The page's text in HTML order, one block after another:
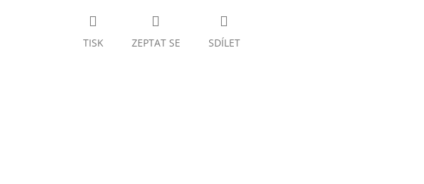
TISK ZEPTAT SE SDÍLET